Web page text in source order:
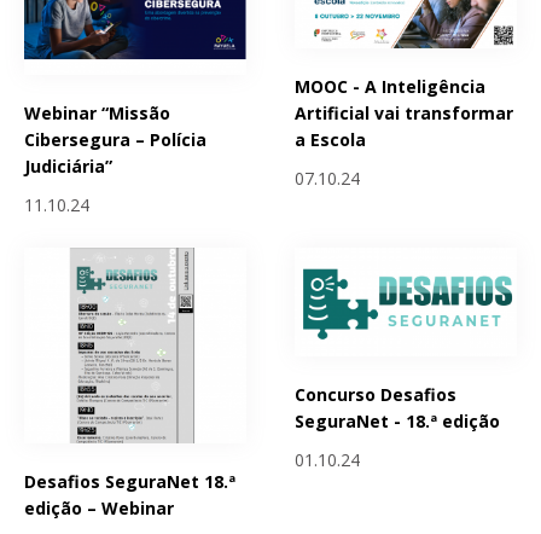
Webinar “Missão
Cibersegura – Polícia
Judiciária”
11.10.24
MOOC - A Inteligência
Artificial vai transformar
a Escola
07.10.24
Desafios SeguraNet 18.ª
edição – Webinar
Concurso Desafios
SeguraNet - 18.ª edição
01.10.24